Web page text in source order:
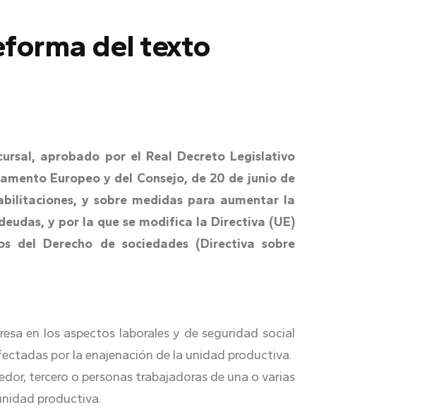
del texto
aprobado por el Real Decreto Legislativo
Europeo y del Consejo, de 20 de junio de
y sobre medidas para aumentar la
y por la que se modifica la Directiva (UE)
del Derecho de sociedades (Directiva sobre
en los aspectos laborales y de seguridad social
por la enajenación de la unidad productiva.
tercero o personas trabajadoras de una o varias
productiva.